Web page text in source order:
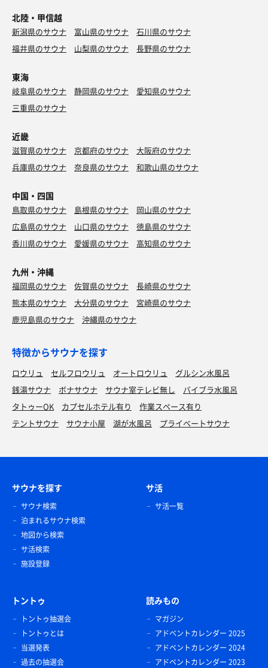
北陸・甲信越
新潟県のサウナ 富山県のサウナ
石川県のサウナ
福井県のサウナ
山梨県のサウナ 長野県のサウナ
東海
岐阜県のサウナ 静岡県のサウナ
愛知県のサウナ
三重県のサウナ
近畿
滋賀県のサウナ 京都府のサウナ
大阪府のサウナ
兵庫県のサウナ
奈良県のサウナ 和歌山県のサウナ
中国・四国
鳥取県のサウナ 島根県のサウナ
岡山県のサウナ
広島県のサウナ
山口県のサウナ
徳島県のサウナ
香川県のサウナ
愛媛県のサウナ 高知県のサウナ
九州・沖縄
福岡県のサウナ 佐賀県のサウナ
長崎県のサウナ
熊本県のサウナ
大分県のサウナ
宮崎県のサウナ
鹿児島県のサウナ
沖縄県のサウナ
特徴からサウナを探す
ロウリュ セルフロウリュ オートロウリュ
グルシン水風呂
銭湯サウナ
ボナサウナ サウナ室テレビ無し
バイブラ水風呂
タトゥーOK
カプセルホテル有り
作業スペース有り
テントサウナ
サウナ小屋 湖が水風呂 プライベートサウナ
サウナを探す
サウナ検索
泊まれるサウナ検索
地図から検索
サ活検索
施設登録
サ活
サ活一覧
トントゥ
トントゥ抽選会
トントゥとは
当選発表
過去の抽選会
読みもの
マガジン
アドベントカレンダー 2025
アドベントカレンダー 2024
アドベントカレンダー 2023